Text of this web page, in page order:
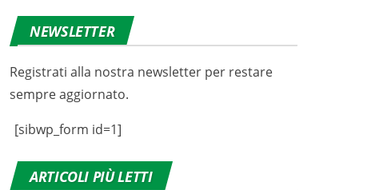
NEWSLETTER
Registrati alla nostra newsletter per restare
sempre aggiornato.
[sibwp_form id=1]
ARTICOLI PIÙ LETTI